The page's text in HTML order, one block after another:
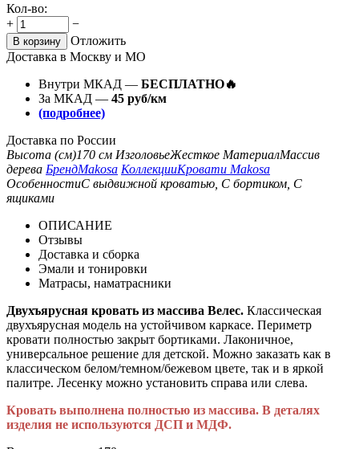
Кол-во:
+
−
В корзину
Отложить
Доставка в Москву и МО
Внутри МКАД — БЕСПЛАТНО🔥
За МКАД — 45 руб/км
(подробнее)
Доставка по России
Высота (см)170 см ИзголовьеЖесткое МатериалМассив
дерева БрендMakosa КоллекцииКровати Makosa
ОсобенностиС выдвижной кроватью, С бортиком, С
ящиками
ОПИСАНИЕ
Отзывы
Доставка и сборка
Эмали и тонировки
Матрасы, наматрасники
Двухъярусная кровать из массива Велес. Классическая
двухъярусная модель на устойчивом каркасе. Периметр
кровати полностью закрыт бортиками. Лаконичное,
универсальное решение для детской. Можно заказать как в
классическом белом/темном/бежевом цвете, так и в яркой
палитре. Лесенку можно установить справа или слева.
Кровать выполнена полностью из массива. В деталях
изделия не используются ДСП и МДФ.